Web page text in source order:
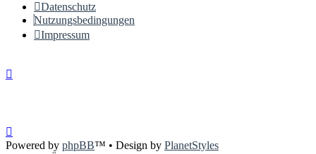
Datenschutz
Nutzungsbedingungen
Impressum
Powered by phpBB™ • Design by PlanetStyles